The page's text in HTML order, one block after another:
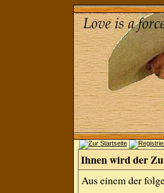
Ihnen wird der
Aus einem der